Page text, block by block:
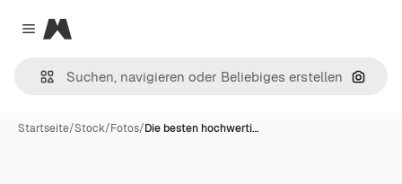
Close menu
Magnific
Nach
Startseite/Stock/Fotos/Die besten hochwerti…